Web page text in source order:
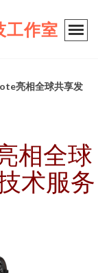
工作室
亮相全球共享发
相全球
术服务